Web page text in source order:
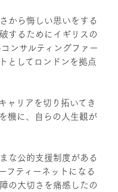
から悔しい思いをする
するためにイギリスの
ンサルティングファー
としてロンドンを拠点
ャリアを切り拓いてき
機に、自らの人生観が
な公的支援制度がある
フティーネットになる
の大切さを痛感したの